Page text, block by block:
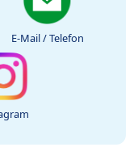
E-Mail / Telefon